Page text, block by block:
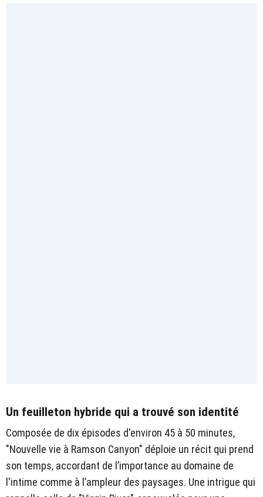
Un feuilleton hybride qui a trouvé son identité
Composée de dix épisodes d'environ 45 à 50 minutes,
"Nouvelle vie à Ramson Canyon" déploie un récit qui prend
son temps, accordant de l’importance au domaine de
l'intime comme à l’ampleur des paysages. Une intrigue qui